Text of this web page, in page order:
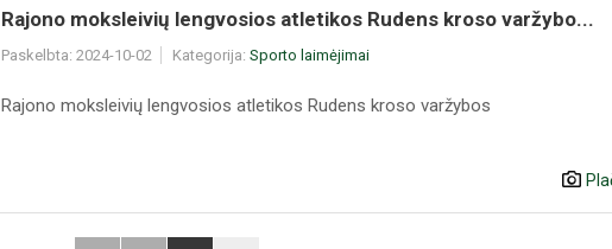
Rajono moksleivių lengvosios atletikos Rudens kroso varžybo...
Paskelbta: 2024-10-02 Kategorija: Sporto laimėjimai
Rajono moksleivių lengvosios atletikos Rudens kroso varžybos